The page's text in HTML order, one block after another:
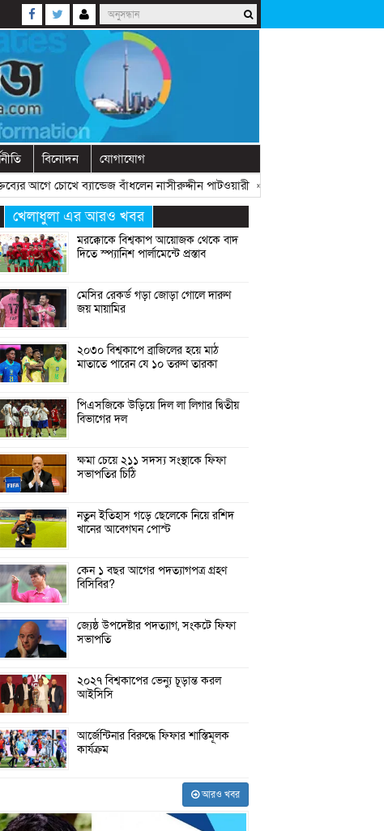
বিনোদন যোগাযোগ
আগে চোখে ব্যান্ডেজ বাঁধলেন নাসীরুদ্দীন পাটওয়ারী» « দেশে নতুন দলের আত্মপ্রকাশ,
খেলাধুলা এর আরও খবর
মরক্কোকে বিশ্বকাপ আয়োজক থেকে বাদ
দিতে স্প্যানিশ পার্লামেন্টে প্রস্তাব
মেসির রেকর্ড গড়া জোড়া গোলে দারুণ
জয় মায়ামির
২০৩০ বিশ্বকাপে ব্রাজিলের হয়ে মাঠ
মাতাতে পারেন যে ১০ তরুণ তারকা
পিএসজিকে উড়িয়ে দিল লা লিগার দ্বিতীয়
বিভাগের দল
ক্ষমা চেয়ে ২১১ সদস্য সংস্থাকে ফিফা
সভাপতির চিঠি
নতুন ইতিহাস গড়ে ছেলেকে নিয়ে রশিদ
খানের আবেগঘন পোস্ট
কেন ১ বছর আগের পদত্যাগপত্র গ্রহণ
বিসিবির?
জ্যেষ্ঠ উপদেষ্টার পদত্যাগ, সংকটে ফিফা
সভাপতি
২০২৭ বিশ্বকাপের ভেন্যু চূড়ান্ত করল
আইসিসি
আর্জেন্টিনার বিরুদ্ধে ফিফার শাস্তিমূলক
কার্যক্রম
আরও খবর